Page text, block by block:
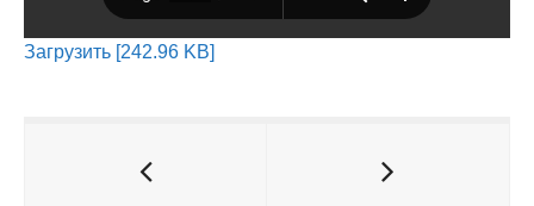
Загрузить [242.96 KB]